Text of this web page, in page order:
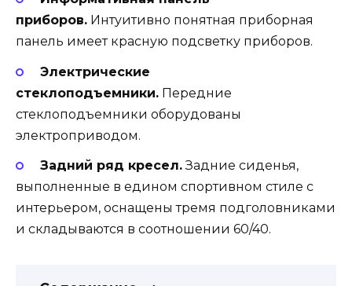
приборов. Интуитивно понятная приборная
панель имеет красную подсветку приборов.
Электрические
стеклоподъемники. Передние
стеклоподъемники оборудованы
электроприводом.
Задний ряд кресел.Задние сиденья,
выполненные в едином спортивном стиле с
интерьером, оснащены тремя подголовниками
и складываются в соотношении 60/40.